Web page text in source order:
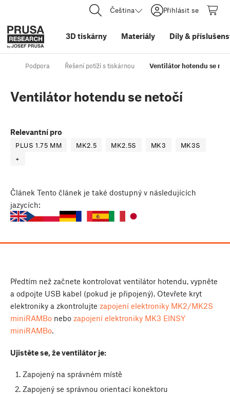
Čeština Přihlásit se
3D tiskárny Materiály Díly&
Podpora Řešení potíží s tiskárnou Ventilátor hotendu se
Ventilátor hotendu se netočí
Relevantní pro
PLUS 1.75 MM MK2.5 MK2.5S MK3
MK3S
+
Článek Tento článek je také dostupný v následujících
jazycích:
Předtím než začnete kontrolovat ventilátor hotendu, vypněte
a odpojte USB kabel (pokud je připojený). Otevřete kryt
elektroniky a zkontrolujte zapojení elektroniky MK2/MK2S
miniRAMBo nebo zapojení elektroniky MK3 EINSY
miniRAMBo.
Ujistěte se, že ventilátor je:
Zapojený na správném místě
Zapojený se správnou orientací konektoru